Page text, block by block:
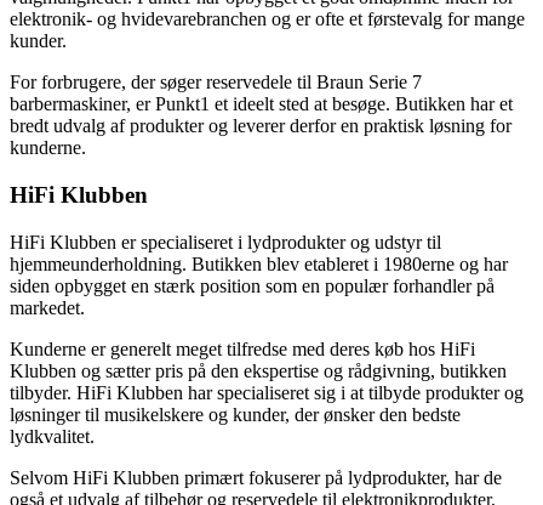
elektronik- og hvidevarebranchen og er ofte et førstevalg for mange
kunder.
For forbrugere, der søger reservedele til Braun Serie 7
barbermaskiner, er Punkt1 et ideelt sted at besøge. Butikken har et
bredt udvalg af produkter og leverer derfor en praktisk løsning for
kunderne.
HiFi Klubben
HiFi Klubben er specialiseret i lydprodukter og udstyr til
hjemmeunderholdning. Butikken blev etableret i 1980erne og har
siden opbygget en stærk position som en populær forhandler på
markedet.
Kunderne er generelt meget tilfredse med deres køb hos HiFi
Klubben og sætter pris på den ekspertise og rådgivning, butikken
tilbyder. HiFi Klubben har specialiseret sig i at tilbyde produkter og
løsninger til musikelskere og kunder, der ønsker den bedste
lydkvalitet.
Selvom HiFi Klubben primært fokuserer på lydprodukter, har de
også et udvalg af tilbehør og reservedele til elektronikprodukter,